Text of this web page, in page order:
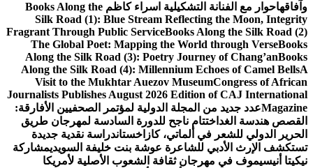
وآفاقهاحوار مع الفنانة التشكيلية اسراء كاظم Books Along the
Silk Road (1): Blue Stream Reflecting the Moon, Integrity
Fragrant Through Public ServiceBooks Along the Silk Road (2)
The Global Poet: Mapping the World through VerseBooks
Along the Silk Road (3): Poetry Journey of Chang’anBooks
Along the Silk Road (4): Millennium Echoes of Camel BellsA
Visit to the Mukhtar Auezov MuseumCongress of African
Journalists Publishes August 2026 Edition of CAJ International
Magazineعدد جديد من المجلة الدولية لمؤتمر الصحفيين الأفارقة:
القصص هندسة الغد اختتام ناجح للدورة السادسة لمهرجان طريق
الحرير الدولي للشعر في ألماتي، كازاخستاندراسة نقدية جديدة
تستكشف الإرث الأدبي للشاعرة عوشة بنت خليفة السويديمشاركة
نيكيتا أنيسيموف في مهرجان ثقافة الشعوب الأصلية لأمريكا